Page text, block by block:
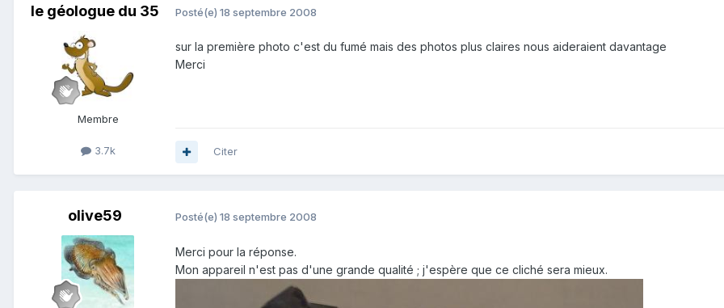
le géologue du 35
Membre
3.7k
Posté(e) 18 septembre 2008
sur la première photo c'est du fumé mais des photos plus claires nous aideraient davantage
Merci
Citer
olive59 Posté(e) 18 septembre 2008
Merci pour la réponse.
Mon appareil n'est pas d'une grande qualité ; j'espère que ce cliché sera mieux.